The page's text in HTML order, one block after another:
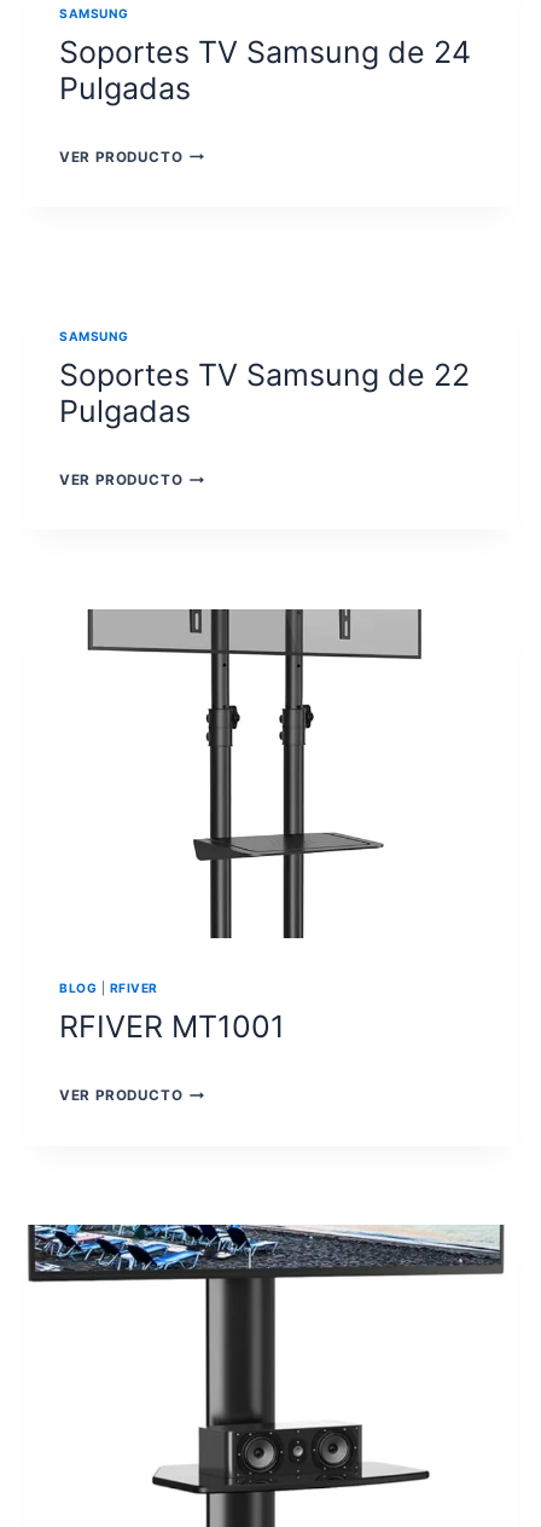
SAMSUNG
Soportes TV Samsung de 24
Pulgadas
VER PRODUCTOSOPORTES
SAMSUNG
Soportes TV Samsung de 22
Pulgadas
VER PRODUCTOSOPORTES
PULGADAS
BLOG RFIVER
RFIVER MT1001
VER PRODUCTORFIVER